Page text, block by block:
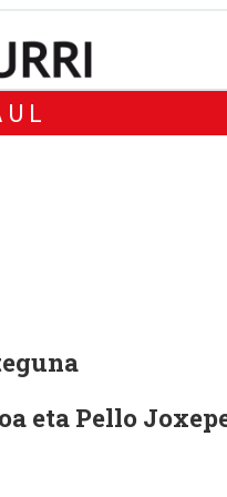
eta Pello